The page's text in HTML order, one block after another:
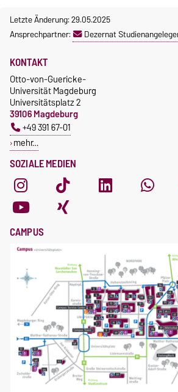
Letzte Änderung: 29.05.2025
Ansprechpartner:
Dezernat
SOZIALE MEDIEN
KONTAKT
Otto-von-Guericke-
Universität Magdeburg
Universitätsplatz 2
39106 Magdeburg
+49 391 67-01
mehr…
CAMPUS